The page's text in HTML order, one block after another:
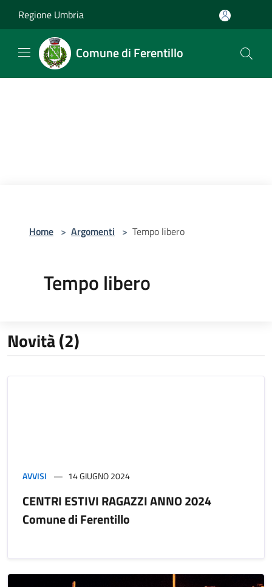
Regione Umbria
Comune di Ferentillo
Home > Argomenti > Tempo libero
Tempo libero
Novità (2)
AVVISI 14 GIUGNO 2024
CENTRI ESTIVI RAGAZZI ANNO 2024
Comune di Ferentillo